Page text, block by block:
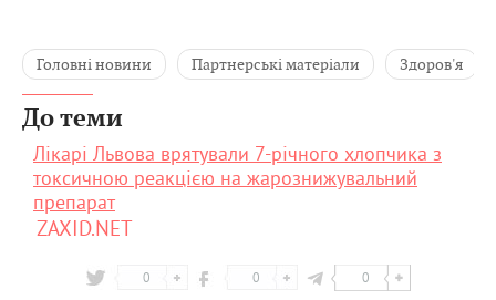
Головні новини Партнерські матеріали Здоров'я
До теми
Лікарі Львова врятували 7-річного хлопчика з
токсичною реакцією на жарознижувальний
препарат
ZAXID.NET
0 0 0